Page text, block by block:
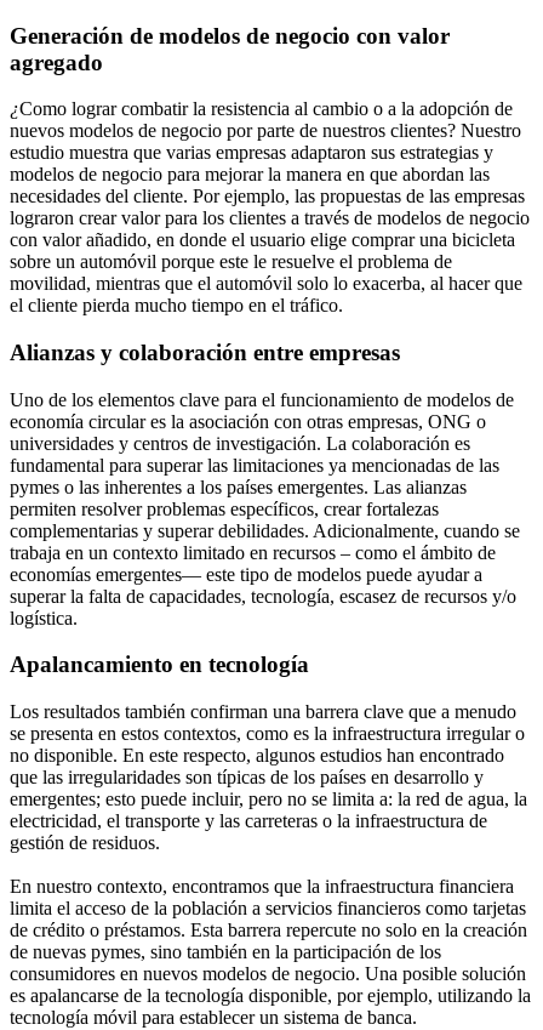
Generación de modelos de negocio con valor
agregado
¿Como lograr combatir la resistencia al cambio o a la adopción de
nuevos modelos de negocio por parte de nuestros clientes? Nuestro
estudio muestra que varias empresas adaptaron sus estrategias y
modelos de negocio para mejorar la manera en que abordan las
necesidades del cliente. Por ejemplo, las propuestas de las empresas
lograron crear valor para los clientes a través de modelos de negocio
con valor añadido, en donde el usuario elige comprar una bicicleta
sobre un automóvil porque este le resuelve el problema de
movilidad, mientras que el automóvil solo lo exacerba, al hacer que
el cliente pierda mucho tiempo en el tráfico.
Alianzas y colaboración entre empresas
Uno de los elementos clave para el funcionamiento de modelos de
economía circular es la asociación con otras empresas, ONG o
universidades y centros de investigación. La colaboración es
fundamental para superar las limitaciones ya mencionadas de las
pymes o las inherentes a los países emergentes. Las alianzas
permiten resolver problemas específicos, crear fortalezas
complementarias y superar debilidades. Adicionalmente, cuando se
trabaja en un contexto limitado en recursos – como el ámbito de
economías emergentes— este tipo de modelos puede ayudar a
superar la falta de capacidades, tecnología, escasez de recursos y/o
logística.
Apalancamiento en tecnología
Los resultados también confirman una barrera clave que a menudo
se presenta en estos contextos, como es la infraestructura irregular o
no disponible. En este respecto, algunos estudios han encontrado
que las irregularidades son típicas de los países en desarrollo y
emergentes; esto puede incluir, pero no se limita a: la red de agua, la
electricidad, el transporte y las carreteras o la infraestructura de
gestión de residuos.
En nuestro contexto, encontramos que la infraestructura financiera
limita el acceso de la población a servicios financieros como tarjetas
de crédito o préstamos. Esta barrera repercute no solo en la creación
de nuevas pymes, sino también en la participación de los
consumidores en nuevos modelos de negocio. Una posible solución
es apalancarse de la tecnología disponible, por ejemplo, utilizando la
tecnología móvil para establecer un sistema de banca.